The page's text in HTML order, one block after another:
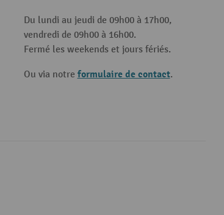
Du lundi au jeudi de 09h00 à 17h00,
vendredi de 09h00 à 16h00.
Fermé les weekends et jours fériés.
Ou via notre formulaire de contact.